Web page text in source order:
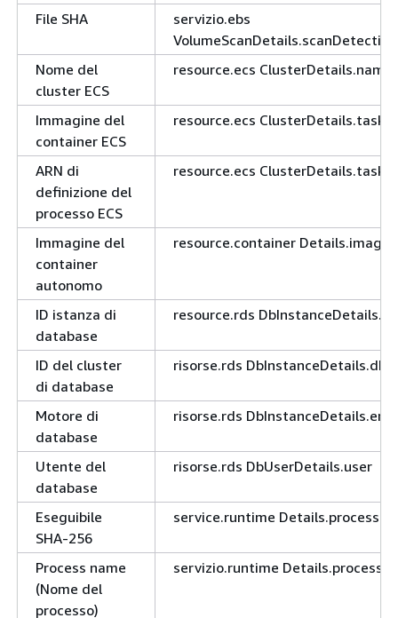
File SHA
servizio.ebs
Nome del
cluster ECS
resource.ecs ClusterDetails.name
Immagine del
container ECS
resource.ecs
ARN di
definizione del
processo ECS
resource.ecs
Immagine del
container
autonomo
resource.container Details.image
ID istanza di
database
resource.rds
ID del cluster
di database
risorse.rds
Motore di
database
risorse.rds
Utente del
database
risorse.rds DbUserDetails.user
Eseguibile
SHA-256
service.runtime
Process name
(Nome del
processo)
servizio.runtime